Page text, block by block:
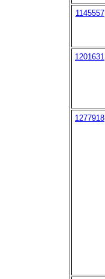
1145557
1201631
1277918